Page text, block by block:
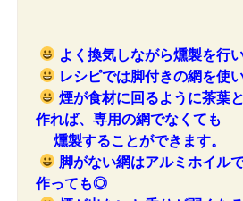
よく換気しながら燻製を行
レシピでは脚付きの網を使い
煙が食材に回るように茶葉
作れば、専用の網でなくても
燻製することができます。
脚がない網はアルミホイル
作っても◎